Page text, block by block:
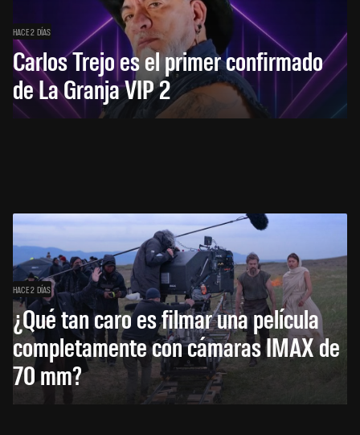
HACE 2 DÍAS
Carlos Trejo es el primer confirmado
de La Granja VIP 2
HACE 2 DÍAS
¿Qué tan caro es filmar una película
completamente con cámaras IMAX de
70 mm?